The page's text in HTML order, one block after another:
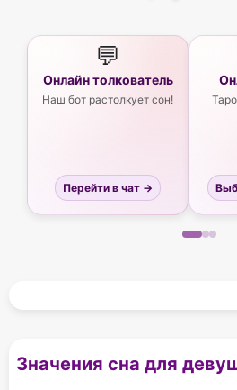
💬
Онлайн толкователь
Наш бот растолкует сон!
Перейти в чат →
Значения сна для